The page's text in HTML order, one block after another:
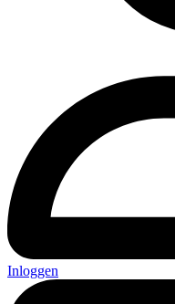
Inloggen